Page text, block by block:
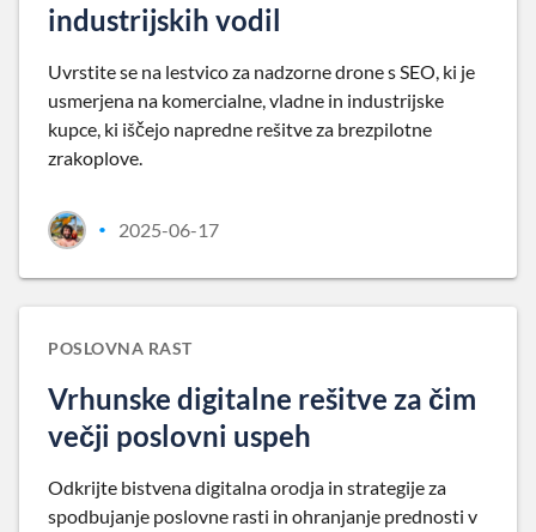
industrijskih vodil
Uvrstite se na lestvico za nadzorne drone s SEO, ki je
usmerjena na komercialne, vladne in industrijske
kupce, ki iščejo napredne rešitve za brezpilotne
zrakoplove.
• 2025-06-17
POSLOVNA RAST
Vrhunske digitalne rešitve za čim
večji poslovni uspeh
Odkrijte bistvena digitalna orodja in strategije za
spodbujanje poslovne rasti in ohranjanje prednosti v